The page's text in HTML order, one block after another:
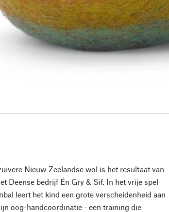
Nieuw-Zeelandse wol is het resultaat van
Deense bedrijf Én Gry & Sif. In het vrije spel
leert het kind een grote verscheidenheid aan
oog-handcoördinatie - een training die